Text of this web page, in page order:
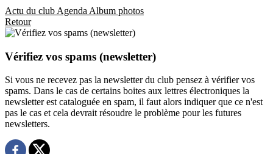
Actu du club Agenda Album photos
Retour
Vérifiez vos spams (newsletter)
Si vous ne recevez pas la newsletter du club pensez à vérifier vos
spams. Dans le cas de certains boites aux lettres électroniques la
newsletter est cataloguée en spam, il faut alors indiquer que ce n'est
pas le cas et cela devrait résoudre le problème pour les futures
newsletters.